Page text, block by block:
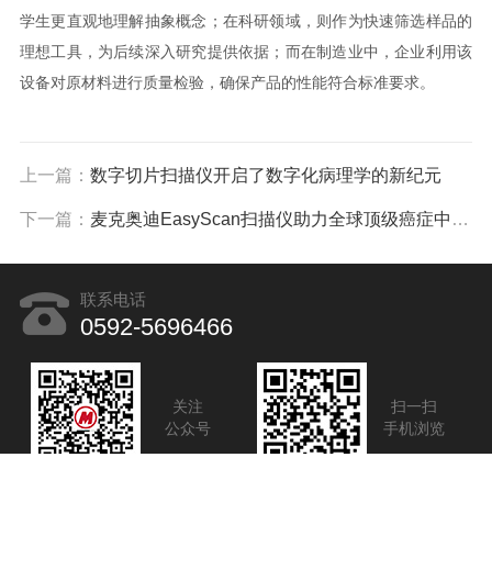
学生更直观地理解抽象概念；在科研领域，则作为快速筛选样品的
理想工具，为后续深入研究提供依据；而在制造业中，企业利用该
设备对原材料进行质量检验，确保产品的性能符合标准要求。
上一篇： 数字切片扫描仪开启了数字化病理学的新纪元
下一篇： 麦克奥迪EasyScan扫描仪助力全球顶级癌症中心突破卵巢癌多模态诊断壁垒
联系电话
0592-5696466
关注
公众号
扫一扫
手机浏览